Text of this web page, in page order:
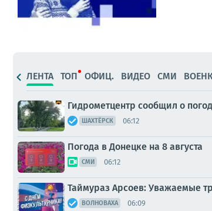
ЛЕНТА ТОП ОФИЦ. ВИДЕО СМИ
Гидрометцентр сообщил о
ШАХТЁРСК 06:12
Погода в Донецке на 8 августа
СМИ 06:12
Таймураз Арсоев: Уважаемые
ВОЛНОВАХА 06:09